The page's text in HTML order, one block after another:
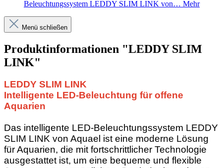
Beleuchtungssystem LEDDY SLIM LINK von… Mehr
Menü schließen
Produktinformationen "LEDDY SLIM
LINK"
LEDDY SLIM LINK
Intelligente LED-Beleuchtung für offene
Aquarien
Das intelligente LED-Beleuchtungssystem LEDDY
SLIM LINK von Aquael ist eine moderne Lösung
für Aquarien, die mit fortschrittlicher Technologie
ausgestattet ist, um eine bequeme und flexible